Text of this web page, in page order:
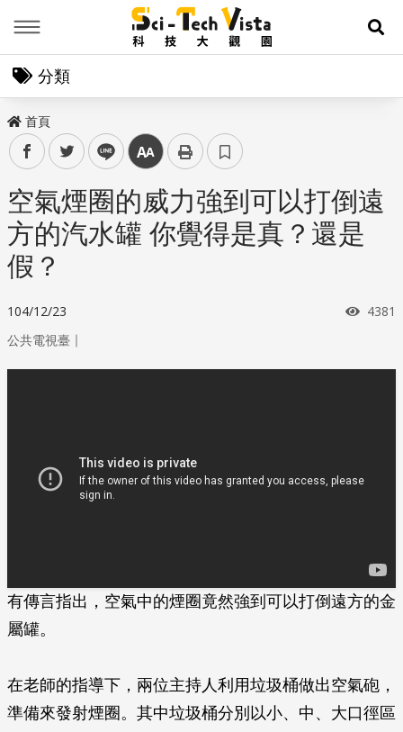
展
分類
首頁
facebooktwitter line 中
空氣煙圈的威力強到可以打倒遠
方的汽水罐 你覺得是真？還是
假？
104/12/23 瀏覽
4381
公共電視臺 ｜
有傳言指出，空氣中的煙圈竟然強到可以打倒遠方的金
屬罐。
在老師的指導下，兩位主持人利用垃圾桶做出空氣砲，
準備來發射煙圈。其中垃圾桶分別以小、中、大口徑區